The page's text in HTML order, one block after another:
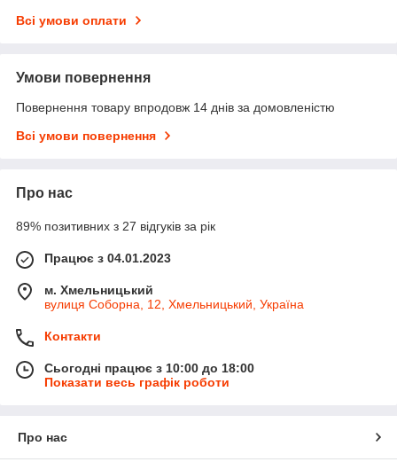
Всі умови оплати
Умови повернення
Повернення товару впродовж 14 днів за домовленістю
Всі умови повернення
Про нас
89% позитивних з 27 відгуків за рік
Працює з 04.01.2023
м. Хмельницький
вулиця Соборна, 12, Хмельницький, Україна
Контакти
Сьогодні працює з 10:00 до 18:00
Показати весь графік роботи
Про нас